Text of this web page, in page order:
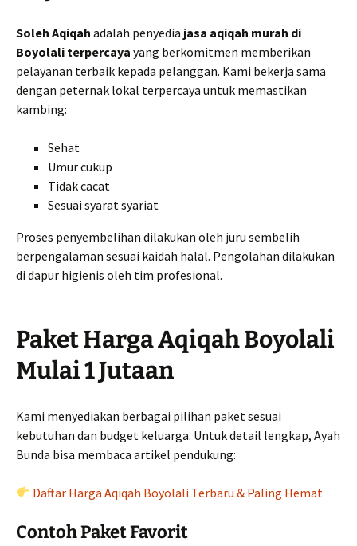
Soleh Aqiqah adalah penyedia jasa aqiqah murah di
Boyolali terpercaya yang berkomitmen memberikan
pelayanan terbaik kepada pelanggan. Kami bekerja sama
dengan peternak lokal terpercaya untuk memastikan
kambing:
Sehat
Umur cukup
Tidak cacat
Sesuai syarat syariat
Proses penyembelihan dilakukan oleh juru sembelih
berpengalaman sesuai kaidah halal. Pengolahan dilakukan
di dapur higienis oleh tim profesional.
Paket Harga Aqiqah Boyolali
Mulai 1 Jutaan
Kami menyediakan berbagai pilihan paket sesuai
kebutuhan dan budget keluarga. Untuk detail lengkap, Ayah
Bunda bisa membaca artikel pendukung:
Daftar Harga Aqiqah Boyolali Terbaru & Paling Hemat
Contoh Paket Favorit